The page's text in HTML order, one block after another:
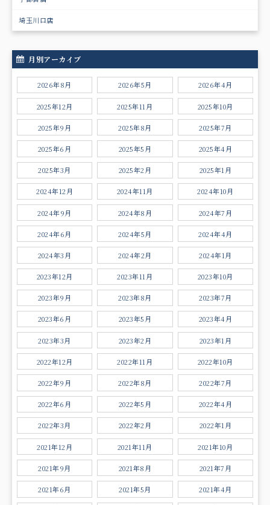
埼玉川口店
月別アーカイブ
2026年8月 2026年5月 2026年4月
2025年12月 2025年11月 2025年10月
2025年9月 2025年8月 2025年7月
2025年6月 2025年5月 2025年4月
2025年3月 2025年2月 2025年1月
2024年12月 2024年11月 2024年10月
2024年9月 2024年8月 2024年7月
2024年6月 2024年5月 2024年4月
2024年3月 2024年2月 2024年1月
2023年12月 2023年11月 2023年10月
2023年9月 2023年8月 2023年7月
2023年6月 2023年5月 2023年4月
2023年3月 2023年2月 2023年1月
2022年12月 2022年11月 2022年10月
2022年9月 2022年8月 2022年7月
2022年6月 2022年5月 2022年4月
2022年3月 2022年2月 2022年1月
2021年12月 2021年11月 2021年10月
2021年9月 2021年8月 2021年7月
2021年6月 2021年5月 2021年4月